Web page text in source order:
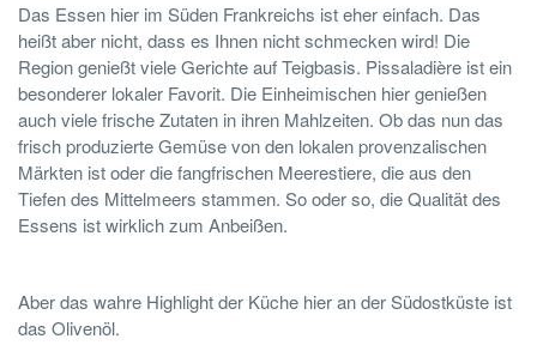
Das Essen hier im Süden Frankreichs ist eher einfach. Das
heißt aber nicht, dass es Ihnen nicht schmecken wird! Die
Region genießt viele Gerichte auf Teigbasis. Pissaladière ist ein
besonderer lokaler Favorit. Die Einheimischen hier genießen
auch viele frische Zutaten in ihren Mahlzeiten. Ob das nun das
frisch produzierte Gemüse von den lokalen provenzalischen
Märkten ist oder die fangfrischen Meerestiere, die aus den
Tiefen des Mittelmeers stammen. So oder so, die Qualität des
Essens ist wirklich zum Anbeißen.
Aber das wahre Highlight der Küche hier an der Südostküste ist
das Olivenöl.